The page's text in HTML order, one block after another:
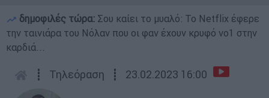
δημοφιλές τώρα: Σου καίει το μυαλό: Το Netflix έφερε
την ταινιάρα του Νόλαν που οι φαν έχουν κρυφό νο1 στην
καρδιά...
┋ Τηλεόραση ┋ 23.02.2023 16:00